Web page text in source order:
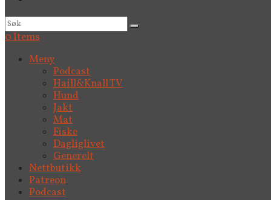
0 Items
Meny
Podcast
Haill&Knall TV
Hund
Jakt
Mat
Fiske
Dagliglivet
Generelt
Nettbutikk
Patreon
Podcast